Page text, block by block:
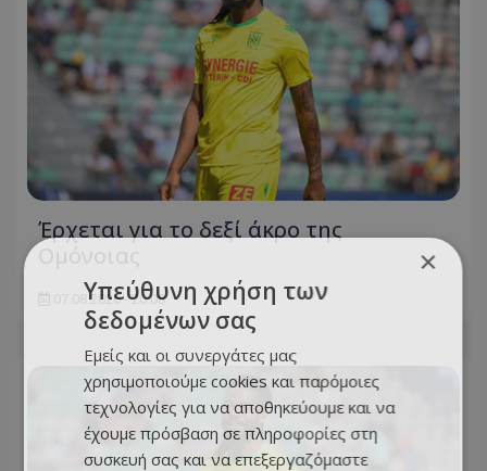
Έρχεται για το δεξί άκρο της
07.08.2026 - 20:08
×
Υπεύθυνη χρήση των
δεδομένων σας
Εμείς και οι συνεργάτες μας
χρησιμοποιούμε cookies και παρόμοιες
τεχνολογίες για να αποθηκεύουμε και να
έχουμε πρόσβαση σε πληροφορίες στη
συσκευή σας και να επεξεργαζόμαστε